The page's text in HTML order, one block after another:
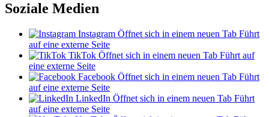
Soziale Medien
Instagram Öffnet sich in einem neuen Tab Führt
auf eine externe Seite
TikTok Öffnet sich in einem neuen Tab Führt auf
eine externe Seite
Facebook Öffnet sich in einem neuen Tab Führt
auf eine externe Seite
LinkedIn Öffnet sich in einem neuen Tab Führt
auf eine externe Seite